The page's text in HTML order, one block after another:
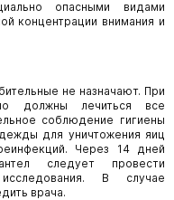
опасными видами
концентрации внимания и
не назначают. При
должны лечиться все
соблюдение гигиены
для уничтожения яиц
Через 14 дней
следует провести
исследования. В случае
врача.